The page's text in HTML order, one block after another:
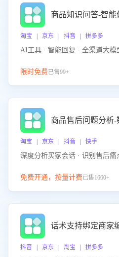
商品知识问答-智能
淘宝 | 京东 | 抖音 | 拼多多
AI工具 · 智能回复 · 全渠道大模
限时免费已售99+
商品售后问题分析
淘宝 | 京东 | 抖音 | 快手
深度分析买家会话 · 识别售后痛
免费开通，按量计费已售1660+
话术支持绑定商家
抖音 | 京东 | 淘宝 | 拼多多